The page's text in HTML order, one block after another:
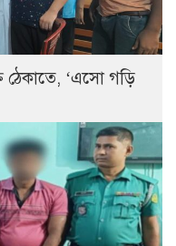
‘এসো গড়ি